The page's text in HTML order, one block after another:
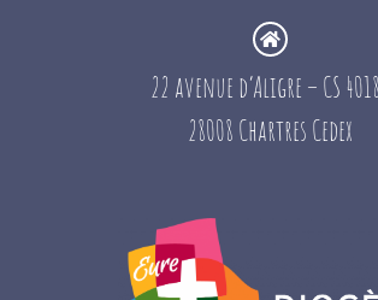
22 avenue d’Aligre – CS
28008 Chartres Cedex